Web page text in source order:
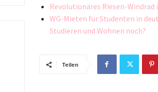
Revolutionäres Riesen-Windrad
WG-Mieten für Studenten in
Studieren und Wohnen noch?
Teilen